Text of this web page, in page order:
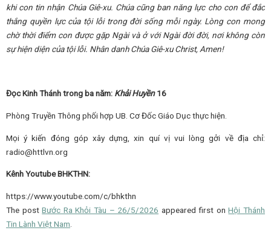
khi con tin nhận Chúa Giê-xu. Chúa cũng ban năng lực chocon để đắc
thắng quyền lực của tội lỗi trong đời sống mỗi ngày. Lòng con mong
chờ thời điểm con được gặp Ngài và ở với Ngài đời đời, nơi không còn
sự hiện diện của tội lỗi. Nhân danh Chúa Giê-xu Christ, Amen!
Đọc Kinh Thánh trong ba năm: Khải Huyền16
Phòng Truyền Thông phối hợp UB. Cơ Đốc Giáo Dục thực hiện.
Mọi ý kiến đóng góp xây dựng, xin quí vị vui lòng gởi về địa chỉ:
radio@httlvn.org
Kênh Youtube BHKTHN:
https://www.youtube.com/c/bhkthn
The postBước Ra Khỏi Tàu – 26/5/2026 appeared first onHội Thánh
Tin Lành Việt Nam